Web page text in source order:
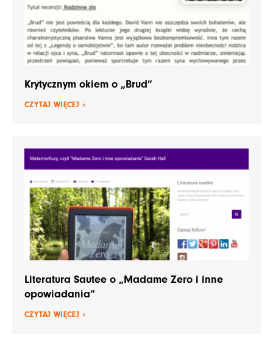
Krytycznym okiem o „Brud”
CZYTAJ WIĘCEJ »
Literatura Sautee o „Madame Zero i inne
opowiadania”
CZYTAJ WIĘCEJ »